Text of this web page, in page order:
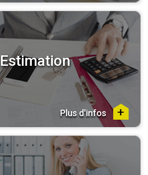
Estimation
Plus d'infos